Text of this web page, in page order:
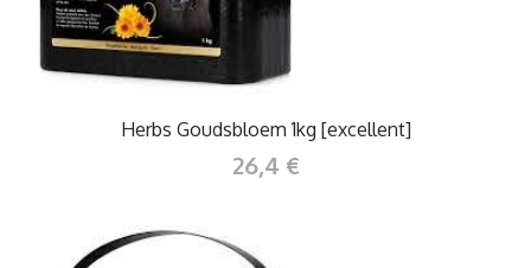
Herbs Goudsbloem 1kg [excellent]
26,4 €